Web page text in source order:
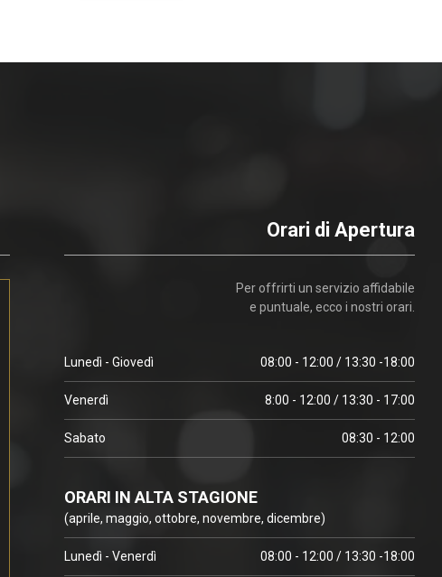
Orari di Apertura
Per offrirti un servizio affidabile
e puntuale, ecco i nostri orari.
Lunedì - Giovedì 08:00 - 12:00 / 13:30 -18:00
Venerdì 8:00 - 12:00 / 13:30 - 17:00
Sabato 08:30 - 12:00
ORARI IN ALTA STAGIONE
(aprile, maggio, ottobre, novembre, dicembre)
Lunedì - Venerdì 08:00 - 12:00 / 13:30 -18:00